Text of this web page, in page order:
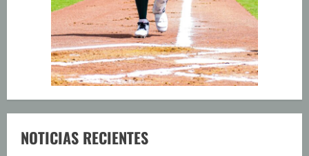
NOTICIAS RECIENTES